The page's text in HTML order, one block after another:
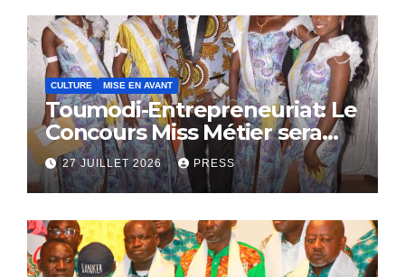
CULTURE MISE EN AVANT
Toumodi-Entrepreneuriat: Le
Concours Miss Métier sera
bientôt lance.
27 JUILLET 2026 PRESS